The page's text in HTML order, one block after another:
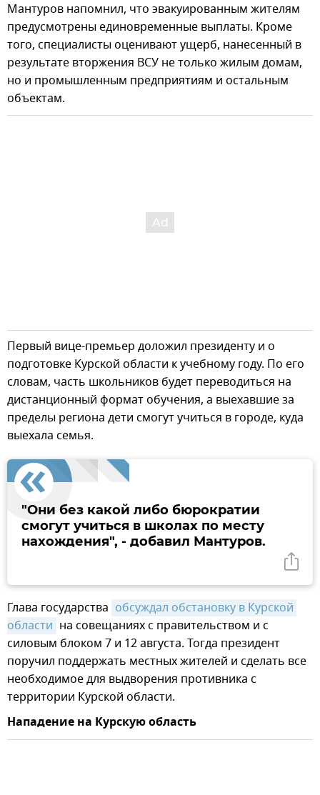
Мантуров напомнил, что эвакуированным жителям
предусмотрены единовременные выплаты. Кроме
того, специалисты оценивают ущерб, нанесенный в
результате вторжения ВСУ не только жилым домам,
но и промышленным предприятиям и остальным
объектам.
Первый вице-премьер доложил президенту и о
подготовке Курской области к учебному году. По его
словам, часть школьников будет переводиться на
дистанционный формат обучения, а выехавшие за
пределы региона дети смогут учиться в городе, куда
выехала семья.
"Они без какой либо бюрократии
смогут учиться в школах по месту
нахождения", - добавил Мантуров.
Глава государства обсуждал обстановку в Курской
области на совещаниях с правительством и с
силовым блоком 7 и 12 августа. Тогда президент
поручил поддержать местных жителей и сделать все
необходимое для выдворения противника с
территории Курской области.
Нападение на Курскую область